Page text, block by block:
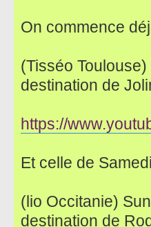
On commence
(Tisséo
destination de
https://
Et celle de
(lio Occitanie)
destination de